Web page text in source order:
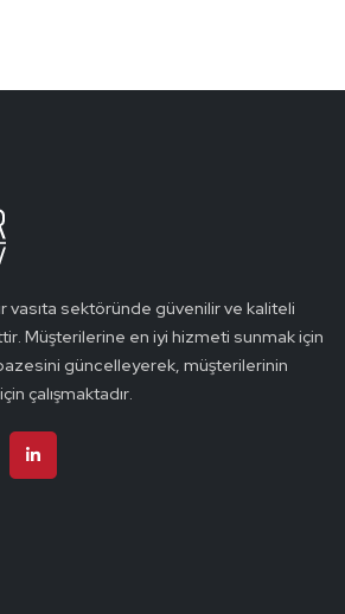
vasıta sektöründe güvenilir ve kaliteli
Müşterilerine en iyi hizmeti sunmak için
güncelleyerek, müşterilerinin
çalışmaktadır.